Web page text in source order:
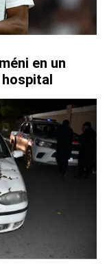
en un